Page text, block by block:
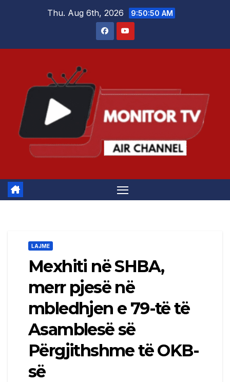
Thu. Aug 6th, 2026 9:50:51 AM
LAJME
Mexhiti në SHBA,
merr pjesë në
mbledhjen e 79-të të
Asamblesë së
Përgjithshme të OKB-
së